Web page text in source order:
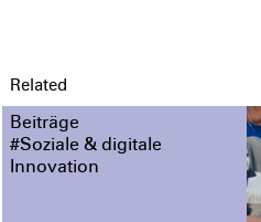
Related
Beiträge
#Soziale & digitale
Innovation